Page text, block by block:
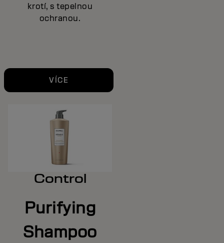
krotí, s tepelnou
ochranou.
VÍCE
Control
Purifying
Shampoo